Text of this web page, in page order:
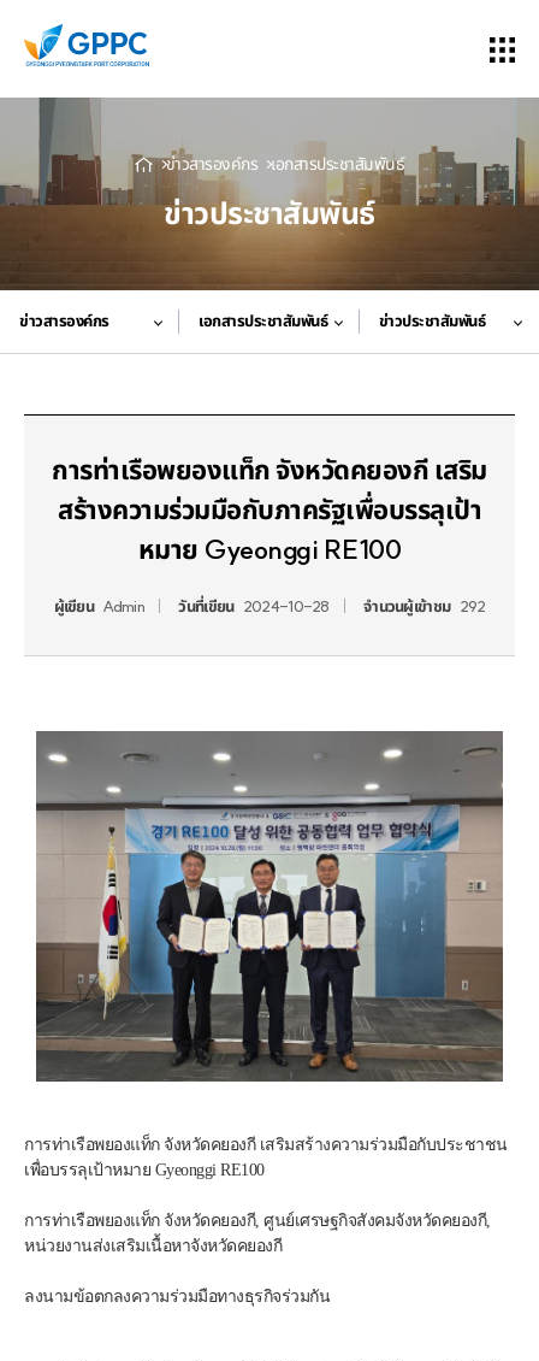
ข่าวสารองค์กร เอกสารประชาสัมพันธ์
ข่าวประชาสัมพันธ์
ข่าวสารองค์กร เอกสารประชาสัมพันธ์ ข่าวประชาสัมพันธ์
การท่าเรือพยองแท็ก จังหวัดคยองกี เสริม
สร้างความร่วมมือกับภาครัฐเพื่อบรรลุเป้า
หมาย Gyeonggi RE100
ผู้เขียน Admin วันที่เขียน 2024-10-28 จำนวนผู้เข้าชม 292
การท่าเรือพยองแท็ก จังหวัดคยองกี เสริมสร้างความร่วมมือกับประชาชน
เพื่อบรรลุเป้าหมาย Gyeonggi RE100
การท่าเรือพยองแท็ก จังหวัดคยองกี, ศูนย์เศรษฐกิจสังคมจังหวัดคยองกี,
หน่วยงานส่งเสริมเนื้อหาจังหวัดคยองกี
ลงนามข้อตกลงความร่วมมือทางธุรกิจร่วมกัน